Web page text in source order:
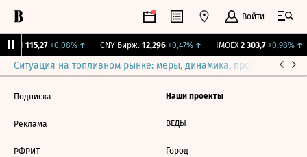
Войти
115,27 +0,08%↑ CNY Бирж. 12,296 +0,47%↑ IMOEX 2 303,7 +0,98%↑
Ситуация на топливном рынке: меры, динамика, прогнозы
Подписка
Реклама
РФРИТ
Наши проекты
ВЕДЫ
Город